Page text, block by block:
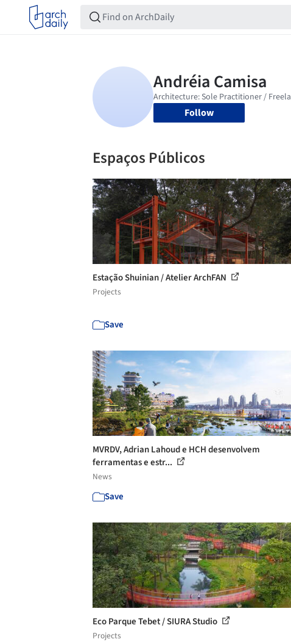
Follow
Espaços Públicos
Estação Shuinian / Atelier ArchFAN
Projects
Save
MVRDV, Adrian Lahoud e HCH desenvolvem
ferramentas e estr...
News
Save
Eco Parque Tebet / SIURA Studio
Projects